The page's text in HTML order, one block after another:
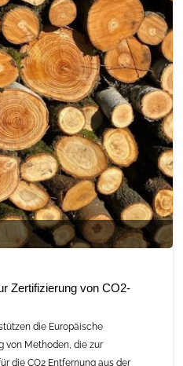
Zertifizierung von CO2-
die Europäische
von Methoden, die zur
die CO2 Entfernung aus der